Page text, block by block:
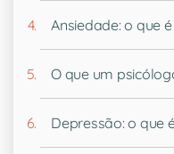
Ansiedade: o que
O que um
Depressão: o que